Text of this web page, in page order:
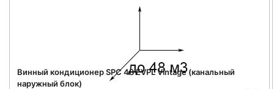
Винный кондиционер SPC 48 EVPL Vintage (канальный
наружный блок)